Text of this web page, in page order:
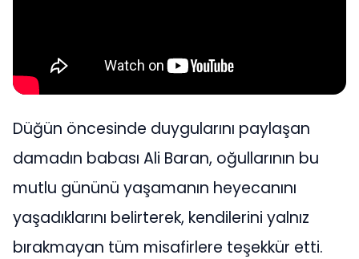
Düğün öncesinde duygularını paylaşan
damadın babası Ali Baran, oğullarının bu
mutlu gününü yaşamanın heyecanını
yaşadıklarını belirterek, kendilerini yalnız
bırakmayan tüm misafirlere teşekkür etti.